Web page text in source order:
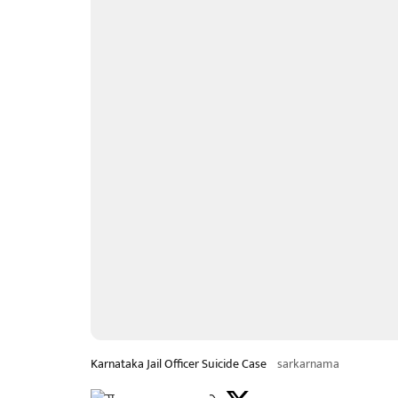
Karnataka Jail Officer Suicide Case sarkarnama